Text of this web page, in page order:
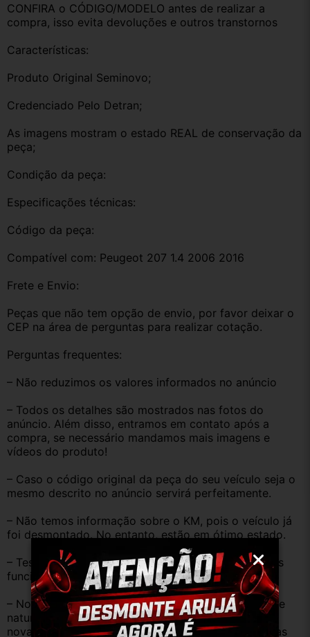
CONFIRA o CÓDIGO/MODELO antes de realizar a
compra, isso evita devoluções e outros transtornos
Características:
Produto Original Seminovo;
Credenciado Pelo Detran;
As imagens mostram o estado REAL de conservação da
peça;
Condição da peça:
Especificações técnicas:
Código da peça:
Compatível com: Peugeot 207 1.4 2006 2016
Frete e Envio:
Peças que não tem opção de envio, por favor deixar o
CEP na área de perguntas para realizar cotação.
Perguntas frequentes:
– Não reduzimos os valores informados no anúncio
– Todos os detalhes são mostrados nas fotos do
anúncio. Além disso, entramos em contato após a
compra, se necessário mandamos mais imagens e
vídeos do produto!
– Caso o código original da peça do seu veículo seja o
mesmo descrito no anúncio servirá perfeitamente.
– Não temos informação sobre o KM, pois o veículo já
foi desmontado. No entanto, estão em ótimo estado.
– Testamos as peças antes de anunciar e enviar, elas
funcionam perfeitamente.
– Nossas peças são USADAS e apresentam desgaste
natural pelo tempo. Peças perfeitas são apenas as
novas e sem uso. No entanto, garantimos que nossas